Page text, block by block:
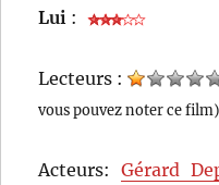
Lui :
Lecteurs :
vous pouvez noter ce film)
Acteurs:Gérard